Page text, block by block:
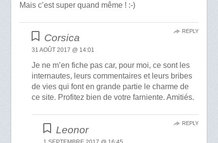
Mais c’est super quand même ! :-)
Corsica
31 AOÛT 2017 @ 14:01
Je ne m’en fiche pas car, pour moi, ce sont les
internautes, leurs commentaires et leurs bribes
de vies qui font en grande partie le charme de
ce site. Profitez bien de votre farniente. Amitiés.
REPLY
Leonor
REPLY